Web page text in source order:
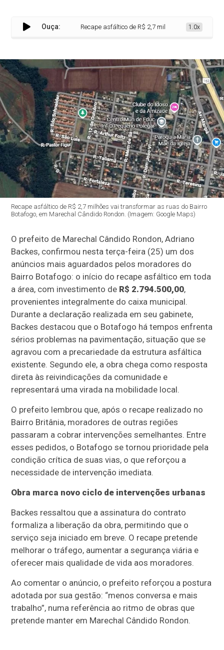
Ouça: Recape asfáltico de R$ 2,7 milhões vai remodelar o
1.0x
Recape asfáltico de R$ 2,7 milhões vai transformar as ruas do Bairro
Botafogo, em Marechal Cândido Rondon. (Imagem: Google Maps)
O prefeito de Marechal Cândido Rondon, Adriano
Backes, confirmou nesta terça-feira (25) um dos
anúncios mais aguardados pelos moradores do
Bairro Botafogo: o início do recape asfáltico em toda
a área, com investimento de R$ 2.794.500,00,
provenientes integralmente do caixa municipal.
Durante a declaração realizada em seu gabinete,
Backes destacou que o Botafogo há tempos enfrenta
sérios problemas na pavimentação, situação que se
agravou com a precariedade da estrutura asfáltica
existente. Segundo ele, a obra chega como resposta
direta às reivindicações da comunidade e
representará uma virada na mobilidade local.
O prefeito lembrou que, após o recape realizado no
Bairro Britânia, moradores de outras regiões
passaram a cobrar intervenções semelhantes. Entre
esses pedidos, o Botafogo se tornou prioridade pela
condição crítica de suas vias, o que reforçou a
necessidade de intervenção imediata.
Obra marca novo ciclo de intervenções urbanas
Backes ressaltou que a assinatura do contrato
formaliza a liberação da obra, permitindo que o
serviço seja iniciado em breve. O recape pretende
melhorar o tráfego, aumentar a segurança viária e
oferecer mais qualidade de vida aos moradores.
Ao comentar o anúncio, o prefeito reforçou a postura
adotada por sua gestão: “menos conversa e mais
trabalho”, numa referência ao ritmo de obras que
pretende manter em Marechal Cândido Rondon.